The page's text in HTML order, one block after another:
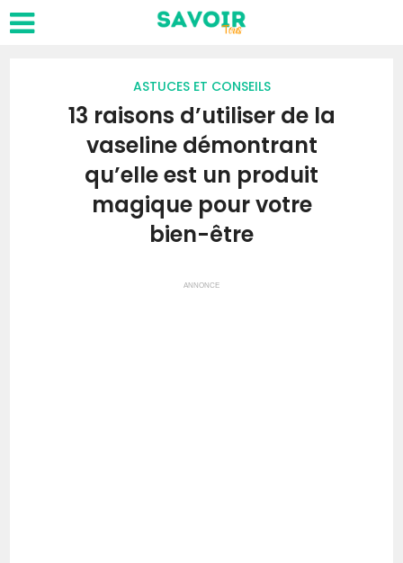
ASTUCES ET CONSEILS
13 raisons d’utiliser de la
vaseline démontrant
qu’elle est un produit
magique pour votre
bien-être
ANNONCE